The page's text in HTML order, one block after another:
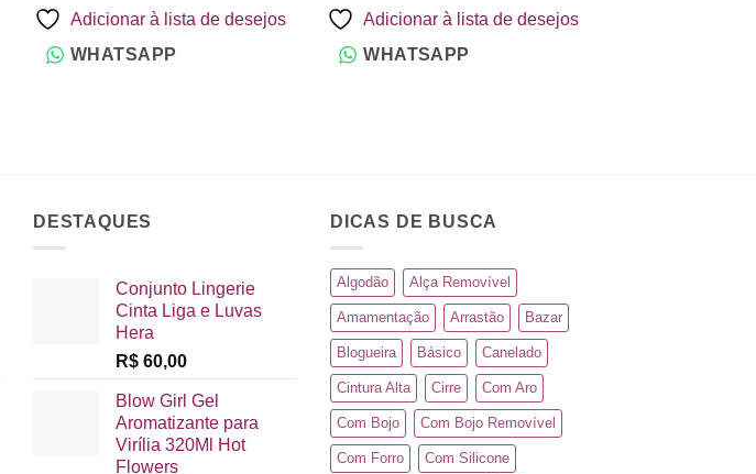
Adicionar à lista de desejos
WHATSAPP
era:
R$ 110,00.
é:
R$ 69,95.
Adicionar à lista de desejos
WHATSAPP
DESTAQUES
Conjunto Lingerie
Cinta Liga e Luvas
Hera
R$ 60,00
Blow Girl Gel
Aromatizante para
Virília 320Ml Hot
Flowers
DICAS DE BUSCA
Algodão Alça Removível
Amamentação Arrastão Bazar
Blogueira Básico Canelado
Cintura Alta Cirre Com Aro
Com Bojo Com Bojo Removível
Com Forro Com Silicone